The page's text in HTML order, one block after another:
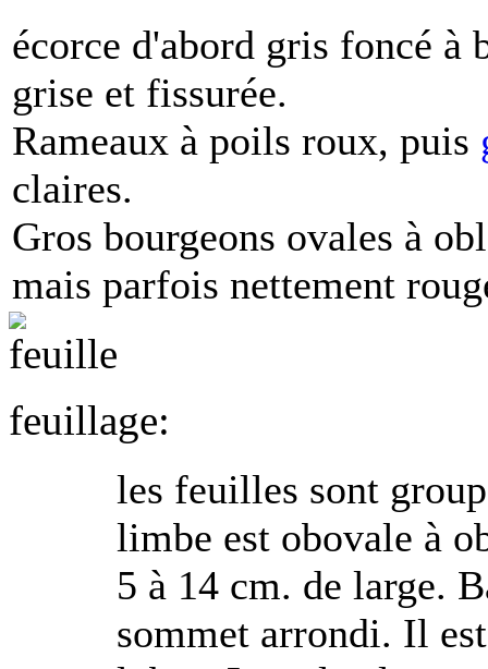
écorce d'abord gris foncé
grise et fissurée.
Rameaux à poils roux, puis
claires.
Gros bourgeons ovales à
mais parfois nettement
feuillage:
les feuilles sont
limbe est obovale à
5 à 14 cm. de large.
sommet arrondi. Il